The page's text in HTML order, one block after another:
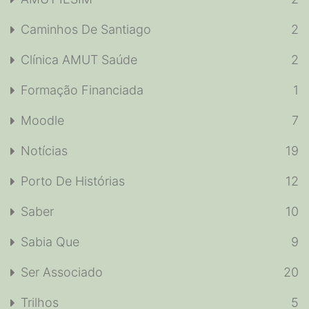
Caminhos De Santiago 2
Clínica AMUT Saúde 2
Formação Financiada 1
Moodle 7
Notícias 19
Porto De Histórias 12
Saber 10
Sabia Que 9
Ser Associado 20
Trilhos 5